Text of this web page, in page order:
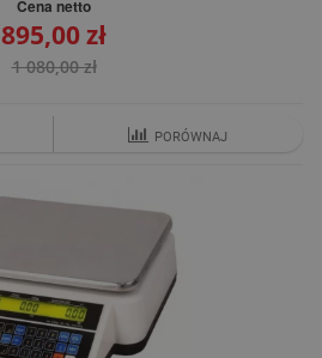
Cena netto
895,00 zł
1 080,00 zł
PORÓWNAJ